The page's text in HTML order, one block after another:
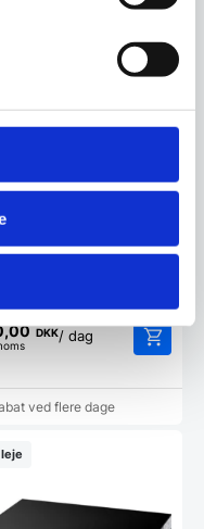
af Elektrisk kogebord
blus
med 6 blus på hver 2,6
DKK/ dag
ved flere dage